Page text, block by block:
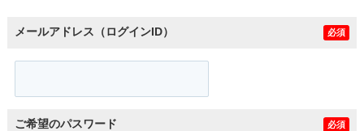
メールアドレス（ログインID） 必須
ご希望のパスワード 必須